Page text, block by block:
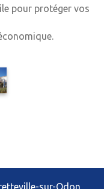
pour protéger vos
sur-Odon